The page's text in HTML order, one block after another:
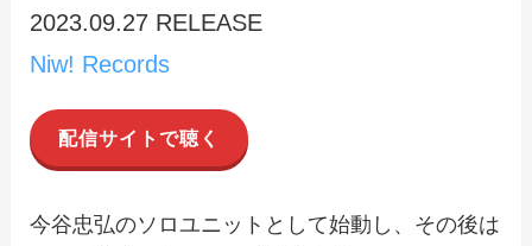
2023.09.27 RELEASE
Niw! Records
配信サイトで聴く
今谷忠弘のソロユニットとして始動し、その後は